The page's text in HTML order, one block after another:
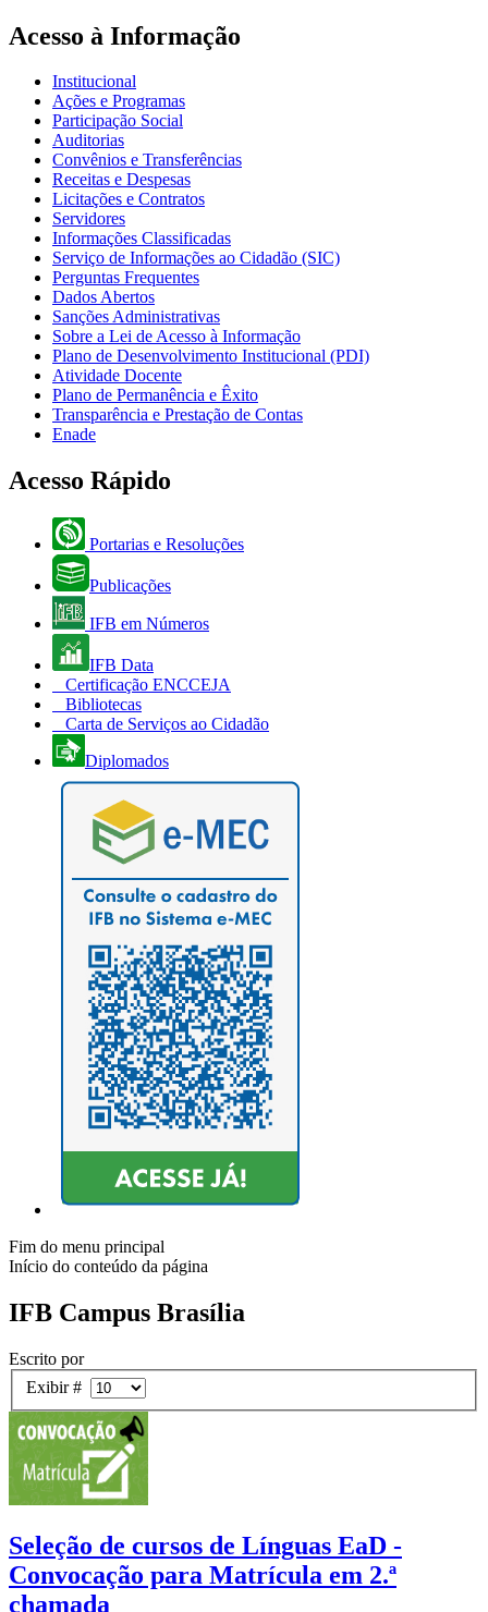
Acesso à Informação
Institucional
Ações e Programas
Participação Social
Auditorias
Convênios e Transferências
Receitas e Despesas
Licitações e Contratos
Servidores
Informações Classificadas
Serviço de Informações ao Cidadão (SIC)
Perguntas Frequentes
Dados Abertos
Sanções Administrativas
Sobre a Lei de Acesso à Informação
Plano de Desenvolvimento Institucional (PDI)
Atividade Docente
Plano de Permanência e Êxito
Transparência e Prestação de Contas
Enade
Acesso Rápido
Portarias e Resoluções
Publicações
IFB em Números
IFB Data
Certificação ENCCEJA
Bibliotecas
Carta de Serviços ao Cidadão
Diplomados
Fim do menu principal
Início do conteúdo da página
IFB Campus Brasília
Escrito por
Exibir #
Seleção de cursos de Línguas EaD -
Convocação para Matrícula em 2.ª
chamada